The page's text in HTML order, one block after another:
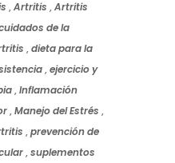
,Artritis ,Artritis
de la
,dieta para la
,ejercicio y
,Inflamación
,Manejo del Estrés ,
,prevención de
,suplementos